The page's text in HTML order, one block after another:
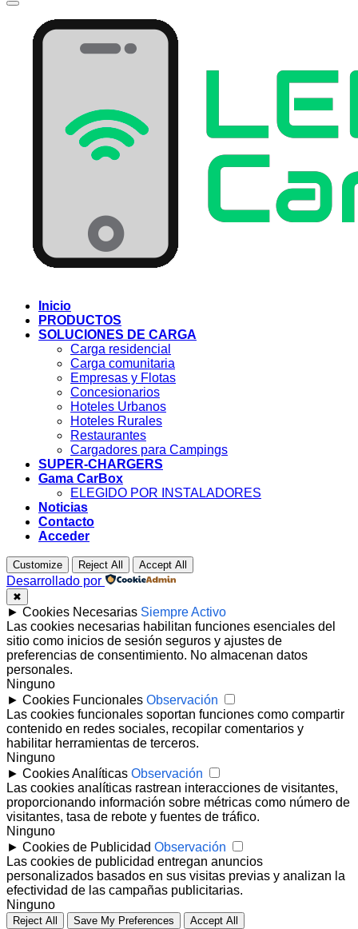
Inicio
PRODUCTOS
SOLUCIONES DE CARGA
Carga residencial
Carga comunitaria
Empresas y Flotas
Concesionarios
Hoteles Urbanos
Hoteles Rurales
Restaurantes
Cargadores para Campings
SUPER-CHARGERS
Gama CarBox
ELEGIDO POR INSTALADORES
Noticias
Contacto
Acceder
Customize Reject All Accept All
Desarrollado por
✖
► Cookies Necesarias Siempre Activo
Las cookies necesarias habilitan funciones esenciales del
sitio como inicios de sesión seguros y ajustes de
preferencias de consentimiento. No almacenan datos
personales.
Ninguno
► Cookies Funcionales Observación
Las cookies funcionales soportan funciones como compartir
contenido en redes sociales, recopilar comentarios y
habilitar herramientas de terceros.
Ninguno
► Cookies Analíticas Observación
Las cookies analíticas rastrean interacciones de visitantes,
proporcionando información sobre métricas como número de
visitantes, tasa de rebote y fuentes de tráfico.
Ninguno
► Cookies de Publicidad Observación
Las cookies de publicidad entregan anuncios
personalizados basados en sus visitas previas y analizan la
efectividad de las campañas publicitarias.
Ninguno
Reject All Save My Preferences Accept All